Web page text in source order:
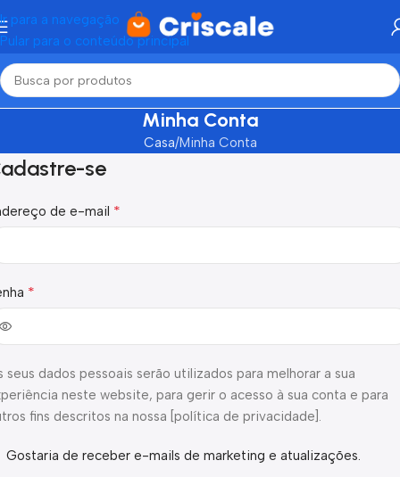
Ir para a navegação
Pular para o conteúdo principal
Minha Conta
Casa Minha Conta
se
de e-mail *
*
seus dados pessoais serão utilizados para melhorar a sua
neste website, para gerir o acesso à sua conta e para
fins descritos na nossa [política de privacidade].
Gostaria de receber e-mails de marketing e atualizações.